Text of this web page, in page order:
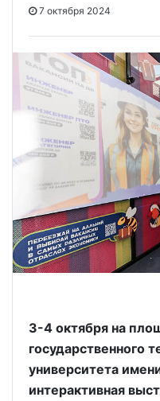
7 октября 2024
3-4 октября на
государственного
университета
интерактивная